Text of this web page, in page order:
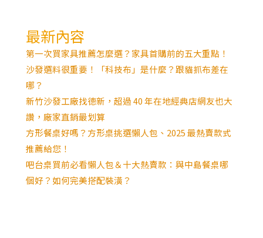
最新內容
第一次買家具推薦怎麼選？家具首購前的五大重點！
沙發選料很重要！「科技布」是什麼？跟貓抓布差在
哪？
新竹沙發工廠找德新，超過 40 年在地經典店網友也大
讚，廠家直銷最划算
方形餐桌好嗎？方形桌挑選懶人包、2025 最熱賣款式
推薦給您！
吧台桌買前必看懶人包＆十大熱賣款：與中島餐桌哪
個好？如何完美搭配裝潢？